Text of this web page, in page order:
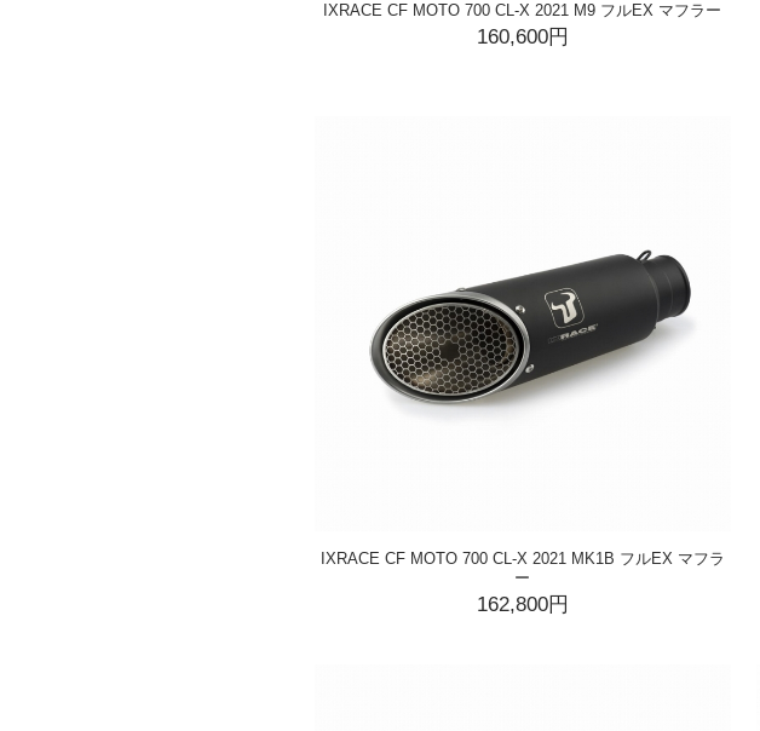
IXRACE CF MOTO 700 CL-X 2021 M9 フルEX マフラー
160,600円
IXRACE CF MOTO 700 CL-X 2021 MK1B フルEX マフラ
ー
162,800円